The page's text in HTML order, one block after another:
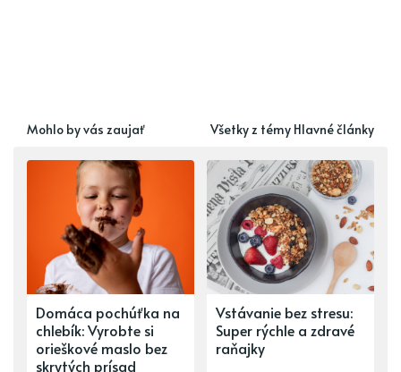
Mohlo by vás zaujať Všetky z témy Hlavné články
Domáca pochúťka na
chlebík: Vyrobte si
orieškové maslo bez
skrytých prísad
Vstávanie bez stresu:
Super rýchle a zdravé
raňajky